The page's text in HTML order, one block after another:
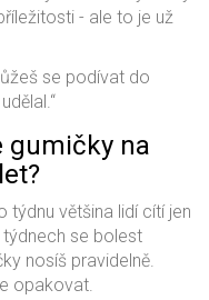
- ale to je už
se podívat do
gumičky na
týdnu většina lidí cítí jen
se bolest
nosíš pravidelně.
opakovat.